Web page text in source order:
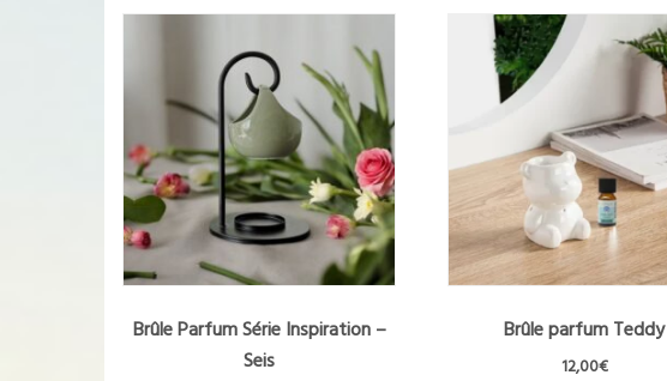
Brûle Parfum Série Inspiration –
Seis
Brûle parfum Teddy
12,00€